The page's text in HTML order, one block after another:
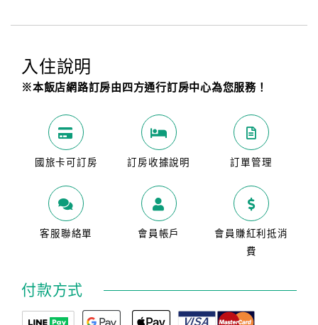
入住說明
※本飯店網路訂房由四方通行訂房中心為您服務！
國旅卡可訂房 訂房收據說明 訂單管理
客服聯絡單 會員帳戶
會員賺紅利抵消
費
付款方式